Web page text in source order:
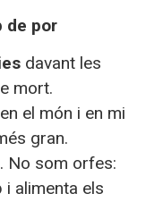
de por
davant les
mort.
el món i en mi
gran.
No som orfes:
i alimenta els